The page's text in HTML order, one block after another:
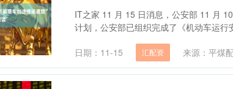
IT之家 11 月 15 日消息，公安部 11 月
计划，公安部已组织完成了《机动车运
日期：11-15 汇配资 来源：平煤